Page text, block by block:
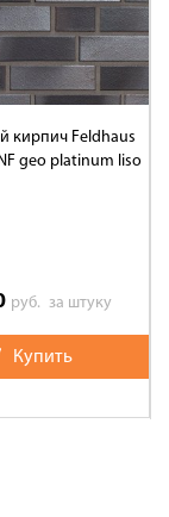
кирпич Feldhaus
geo platinum liso
руб. за штуку
Купить